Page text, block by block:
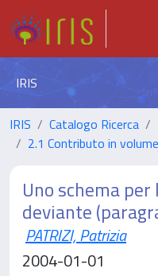
IRIS
IRIS Catalogo Ricerca
2.1 Contributo in
Uno schema
deviante
PATRIZI, Patrizia
2004-01-01